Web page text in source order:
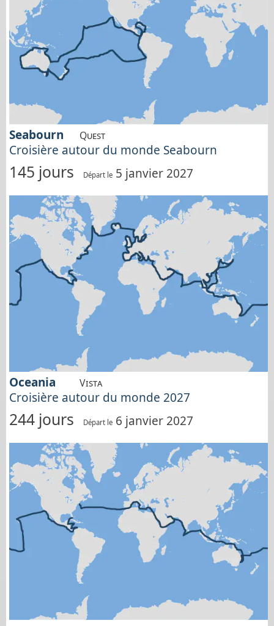
Seabourn Quest
Croisière autour du monde Seabourn
145 jours Départ le 5 janvier 2027
Oceania Vista
Croisière autour du monde 2027
244 jours Départ le 6 janvier 2027